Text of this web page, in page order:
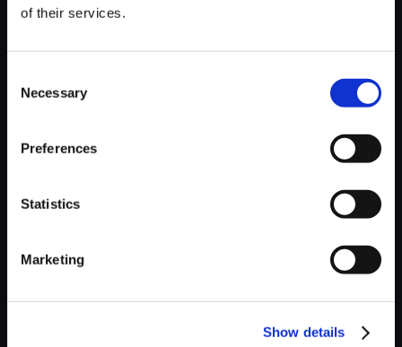
of their services.
Selection
Necessary
Preferences
Statistics
Marketing
Show details
【単曲】大神 音調